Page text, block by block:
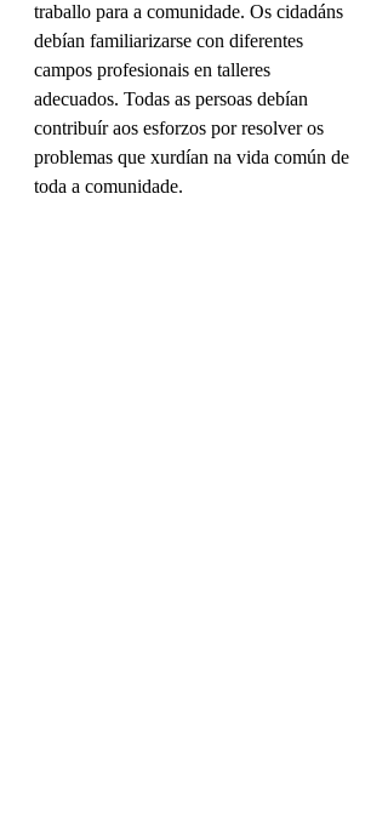
traballo para a comunidade. Os cidadáns
debían familiarizarse con diferentes
campos profesionais en talleres
adecuados. Todas as persoas debían
contribuír aos esforzos por resolver os
problemas que xurdían na vida común de
toda a comunidade.